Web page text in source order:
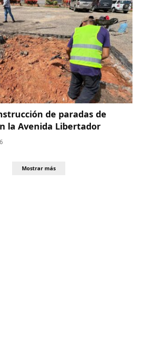
de paradas de
la Avenida Libertador
Mostrar más